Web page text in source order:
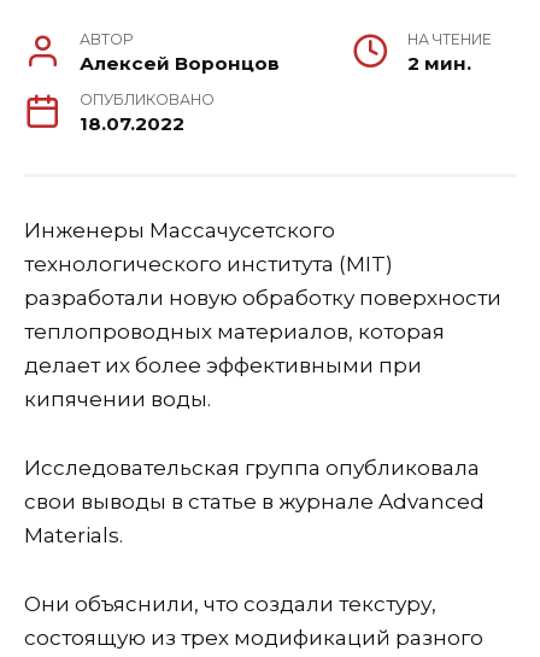
АВТОР
Алексей Воронцов
НА ЧТЕНИЕ
2 мин.
ОПУБЛИКОВАНО
18.07.2022
Инженеры Массачусетского
технологического института (MIT)
разработали новую обработку поверхности
теплопроводных материалов, которая
делает их более эффективными при
кипячении воды.
Исследовательская группа опубликовала
свои выводы в статье в журнале Advanced
Materials.
Они объяснили, что создали текстуру,
состоящую из трех модификаций разного